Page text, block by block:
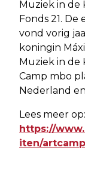
Muziek in de
Fonds 21.
vond vorig
koningin
Muziek in de
Camp mbo
Nederland
Lees meer op:
https://
iten/